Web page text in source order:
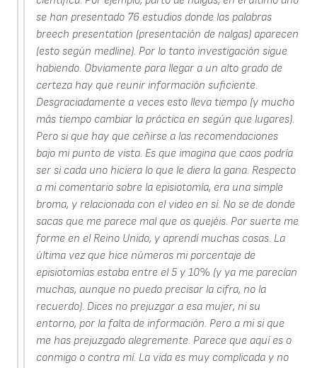
se han presentado 76 estudios donde las palabras
breech presentation (presentación de nalgas) aparecen
(esto según medline). Por lo tanto investigación sigue
habiendo. Obviamente para llegar a un alto grado de
certeza hay que reunir información suficiente.
Desgraciadamente a veces esto lleva tiempo (y mucho
más tiempo cambiar la práctica en según que lugares).
Pero si que hay que ceñirse a las recomendaciones
bajo mi punto de vista. Es que imagina que caos podría
ser si cada uno hiciera lo que le diera la gana. Respecto
a mi comentario sobre la episiotomía, era una simple
broma, y relacionada con el video en sí. No se de donde
sacas que me parece mal que os quejéis. Por suerte me
forme en el Reino Unido, y aprendí muchas cosas. La
última vez que hice números mi porcentaje de
episiotomías estaba entre el 5 y 10% (y ya me parecían
muchas, aunque no puedo precisar la cifra, no la
recuerdo). Dices no prejuzgar a esa mujer, ni su
entorno, por la falta de información. Pero a mi si que
me has prejuzgado alegremente. Parece que aquí es o
conmigo o contra mí. La vida es muy complicada y no